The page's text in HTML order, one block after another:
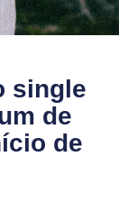
single
de
de